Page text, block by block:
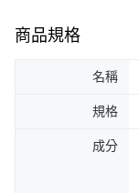
商品規格
名稱
規格
成分